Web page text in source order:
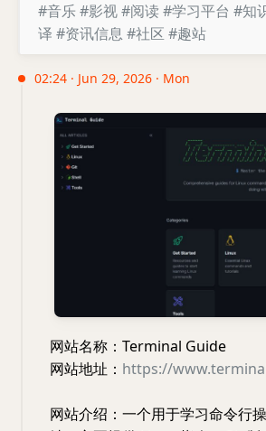
#音乐#影视#阅读 #学习平台 #知
译 #资讯信息 #社区 #趣站
02:24 · Jun 29, 2026 · Mon
网站名称：Terminal Guide
网站地址： https://
网站介绍：一个用于学习命令行